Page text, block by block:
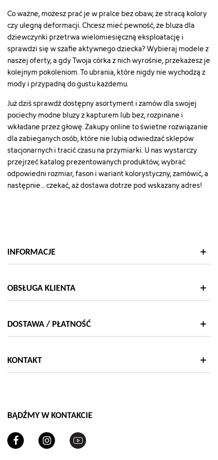
Co ważne, możesz prać je w pralce bez obaw, że stracą kolory
czy ulegną deformacji. Chcesz mieć pewność, że bluza dla
dziewczynki przetrwa wielomiesięczną eksploatację i
sprawdzi się w szafie aktywnego dziecka? Wybieraj modele z
naszej oferty, a gdy Twoja córka z nich wyrośnie, przekażesz je
kolejnym pokoleniom. To ubrania, które nigdy nie wychodzą z
mody i przypadną do gustu każdemu.
Już dziś sprawdź dostępny asortyment i zamów dla swojej
pociechy modne bluzy z kapturem lub bez, rozpinane i
wkładane przez głowę. Zakupy online to świetne rozwiązanie
dla zabieganych osób, które nie lubią odwiedzać sklepów
stacjonarnych i tracić czasu na przymiarki. U nas wystarczy
przejrzeć katalog prezentowanych produktów, wybrać
odpowiedni rozmiar, fason i wariant kolorystyczny, zamówić, a
następnie... czekać, aż dostawa dotrze pod wskazany adres!
INFORMACJE
OBSŁUGA KLIENTA
DOSTAWA / PŁATNOŚĆ
KONTAKT
BĄDŹMY W KONTAKCIE